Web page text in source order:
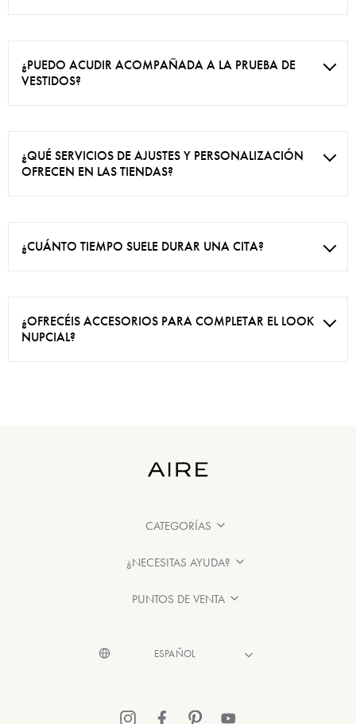
¿PUEDO ACUDIR ACOMPAÑADA A LA PRUEBA DE
VESTIDOS?
¿QUÉ SERVICIOS DE AJUSTES Y PERSONALIZACIÓN
OFRECEN EN LAS TIENDAS?
¿CUÁNTO TIEMPO SUELE DURAR UNA CITA?
¿OFRECÉIS ACCESORIOS PARA COMPLETAR EL LOOK
NUPCIAL?
CATEGORÍAS
¿NECESITAS AYUDA?
PUNTOS DE VENTA